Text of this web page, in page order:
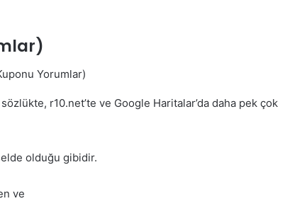
r10.net’te ve Google Haritalar’da daha pek çok
olduğu gibidir.
ve